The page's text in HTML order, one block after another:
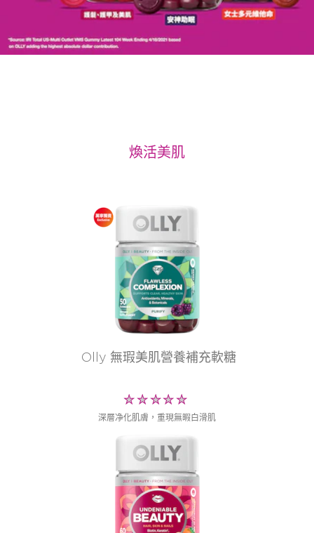
煥活美肌
olly 無瑕美肌營養補充軟糖
没
有
这
个
product
提
交
深層净化肌膚，重現無暇白滑肌